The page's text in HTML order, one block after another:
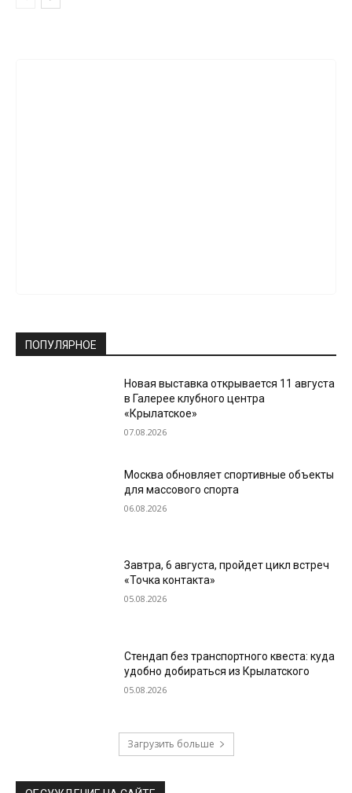
ПОПУЛЯРНОЕ
Новая выставка открывается 11 августа
в Галерее клубного центра
«Крылатское»
07.08.2026
Москва обновляет спортивные объекты
для массового спорта
06.08.2026
Завтра, 6 августа, пройдет цикл встреч
«Точка контакта»
05.08.2026
Стендап без транспортного квеста: куда
удобно добираться из Крылатского
05.08.2026
Загрузить больше